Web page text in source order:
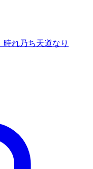
時れ乃ち天道なり